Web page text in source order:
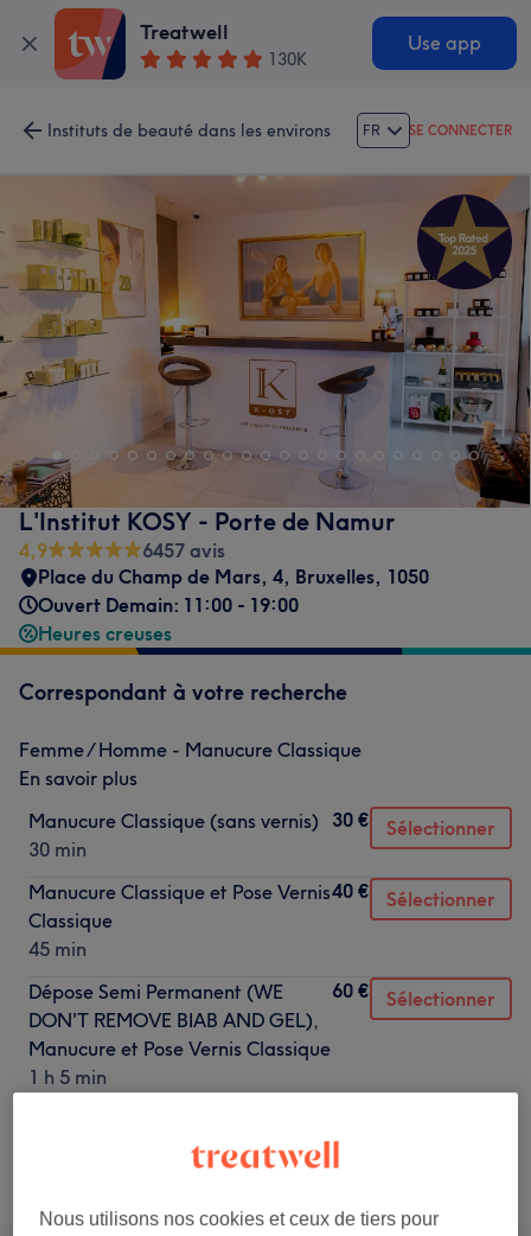
Treatwell
130K
Use app
Instituts de beauté dans les environs FR SE CONNECTER
L'Institut KOSY - Porte de Namur
4,9
6457 avis
Place du Champ de Mars, 4, Bruxelles, 1050
Ouvert Demain: 11:00 - 19:00
Heures creuses
Correspondant à votre recherche
Femme / Homme - Manucure Classique
En savoir plus
Manucure Classique (sans vernis)
30 min
30 € Sélectionner
Manucure Classique et Pose Vernis
Classique
45 min
40 € Sélectionner
Dépose Semi Permanent (WE
DON'T REMOVE BIAB AND GEL),
Manucure et Pose Vernis Classique
1 h 5 min
60 € Sélectionner
Ce n'est pas ce que vous recherchiez ?
Nous utilisons nos cookies et ceux de tiers pour